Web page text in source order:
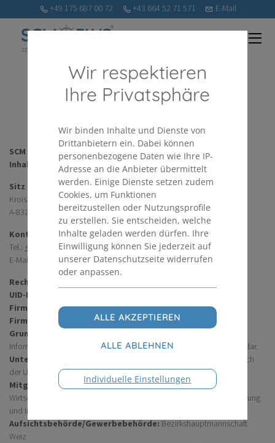
+49 175 687 00 72 +43 664 52 71 571 E-Mail
Impressum
SCM PLUS e.U.
Inhaber: Rudolf Kohlmaier
Sitz
Kroisbach 70
A-8321 St. Margarethen/Raab
Kontakt
Tel.: +43 (0) 664 52 71 571
E-Mail:
rudolf.kohlmaier@scm-plus.at
Rechtsform:
UID-Nummer:
Firmenbuchnummer:FN 468250 d
Firmenbuchgericht:
Landesgericht für ZRS Graz
Grundlegende Richtung der Website:
Informationen zu Produkten und Leistungen unseres Unternehmens dar.
Unternehmensgegenstand:
Unternehmensberatung einschließlich
der Unternehmensorganisation
Mitgliedschaft bei der Wirtschaftskammerorganisation:
Wirtschaftskammer Steiermark, FG Unternehmensberatung, Buchhaltung
und Informationstechn.
Aufsichtsbehörde/Gewerbebehörde: Bezirkshauptmannschaft
Weiz
Wir respektieren
Ihre Privatsphäre
Wir binden Inhalte und Dienste von
Drittanbietern ein. Dabei können
personenbezogene Daten wie Ihre IP-
Adresse an die Anbieter übermittelt
werden. Einige Dienste setzen zudem
Cookies, um Funktionen
bereitzustellen oder Nutzungsprofile
zu erstellen. Sie entscheiden, welche
Inhalte geladen werden dürfen. Ihre
Einwilligung können Sie jederzeit auf
unserer Datenschutzseite widerrufen
oder anpassen.
Individuelle Einstellungen